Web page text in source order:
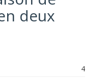
deux
4